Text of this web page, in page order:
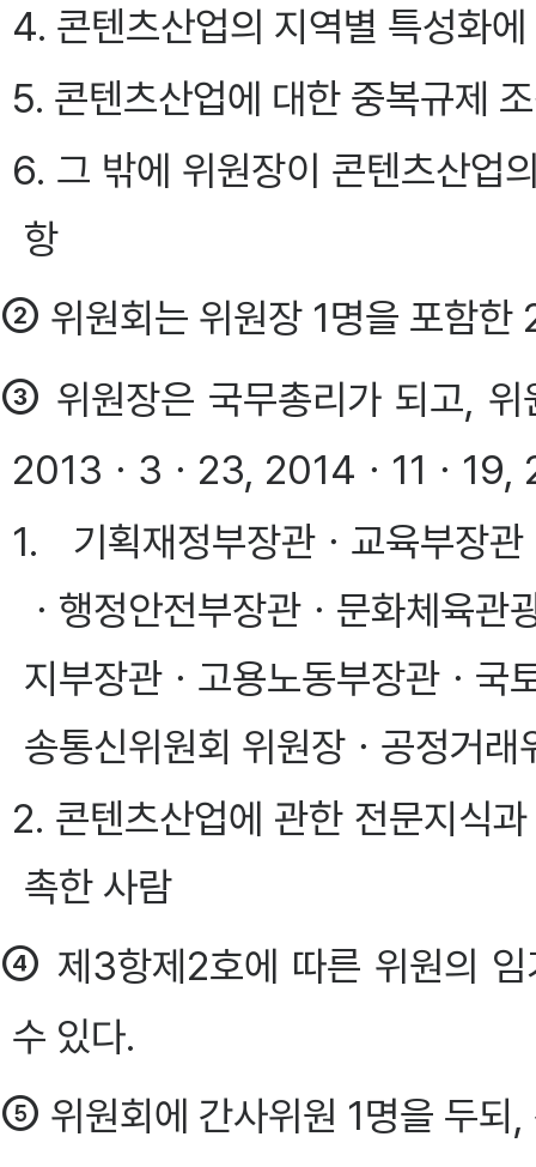
4. 콘텐츠산업의 지역별 특성화
5. 콘텐츠산업에 대한 중복규제
6. 그 밖에 위원장이 콘텐츠산업
항
② 위원회는 위원장 1명을 포함
③ 위원장은 국무총리가 되고,
2013ㆍ3ㆍ23, 2014ㆍ11ㆍ
1. 기획재정부장관ㆍ교육부장관
ㆍ행정안전부장관ㆍ문화체육
지부장관ㆍ고용노동부장관ㆍ국
송통신위원회 위원장ㆍ공정거래
2. 콘텐츠산업에 관한 전문지식
촉한 사람
④ 제3항제2호에 따른 위원의
수 있다.
⑤ 위원회에 간사위원 1명을 두되